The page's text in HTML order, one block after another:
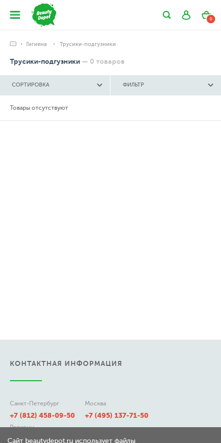
0
Гигиена Трусики-подгузники
Трусики-подгузники — 0 товаров
СОРТИРОВКА ФИЛЬТР
Товары отсутствуют
КОНТАКТНАЯ ИНФОРМАЦИЯ
Санкт-Петербург
+7 (812) 458-09-50
Москва
+7 (495) 137-71-50
Регионы
8 (800) 511-21-50
Сайт beautydepot.ru использует файлы